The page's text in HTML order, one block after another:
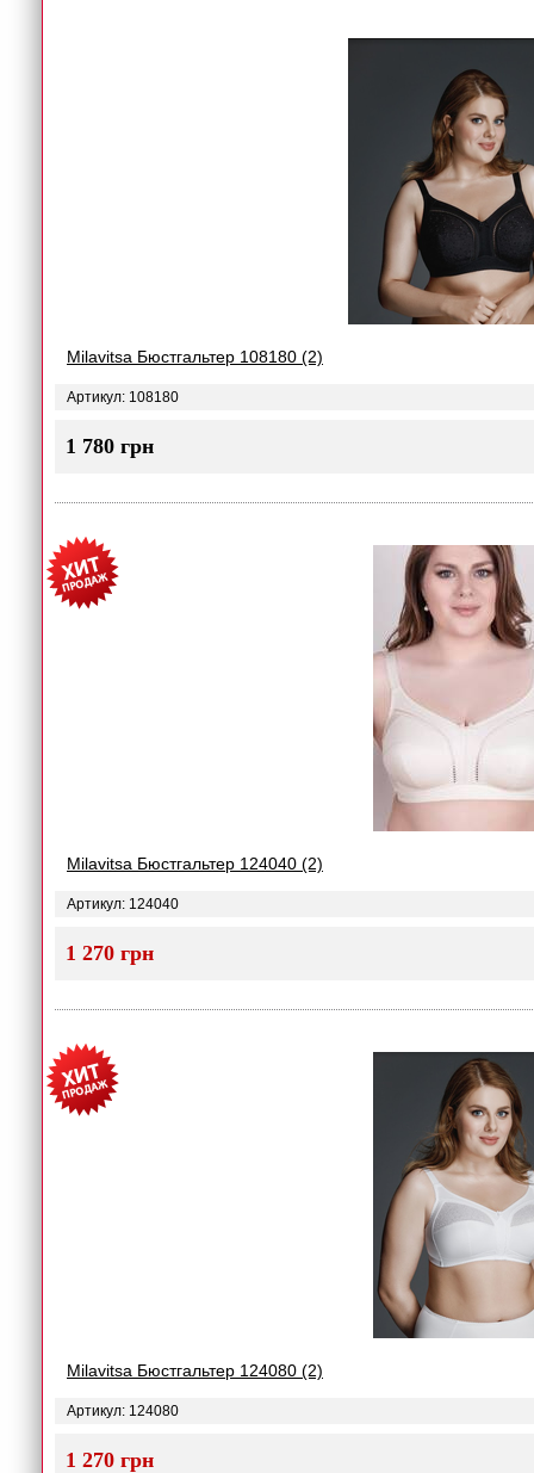
Milavitsa Бюстгальтер 108180 (2)
Артикул: 108180
1 780 грн
Milavitsa Бюстгальтер 124040 (2)
Артикул: 124040
1 270 грн
Milavitsa Бюстгальтер 124080 (2)
Артикул: 124080
1 270 грн